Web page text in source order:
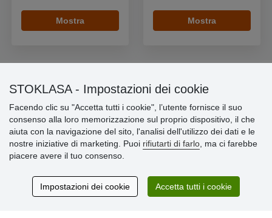
Mostra Mostra
» Impostazioni dei cookie
» Termini & Condizioni
» Informativa sulla Privacy
» Consegna e pagamento
» Programma fedeltà
STOKLASA - Impostazioni dei cookie
Facendo clic su "Accetta tutti i cookie", l’utente fornisce il suo
consenso alla loro memorizzazione sul proprio dispositivo, il che
aiuta con la navigazione del sito, l'analisi dell'utilizzo dei dati e le
nostre iniziative di marketing. Puoi rifiutarti di farlo , ma ci farebbe
piacere avere il tuo consenso.
Impostazioni dei cookie Accetta tutti i cookie